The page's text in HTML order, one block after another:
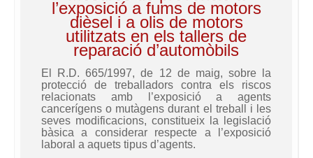
l’exposició a fums de motors
dièsel i a olis de motors
utilitzats en els tallers de
reparació d’automòbils
El R.D. 665/1997, de 12 de maig, sobre la
protecció de treballadors contra els riscos
relacionats amb l’exposició a agents
cancerígens o mutàgens durant el treball i les
seves modificacions, constitueix la legislació
bàsica a considerar respecte a l’exposició
laboral a aquets tipus d’agents.